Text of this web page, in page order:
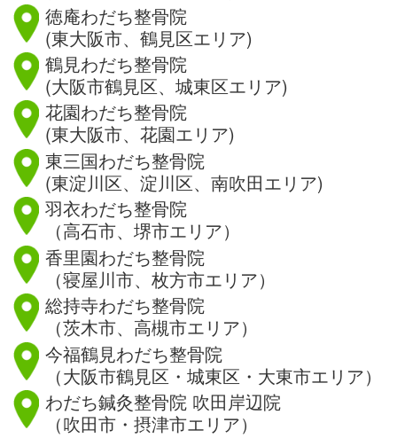
徳庵わだち整骨院
(東大阪市、鶴見区エリア)
鶴見わだち整骨院
(大阪市鶴見区、城東区エリア)
花園わだち整骨院
(東大阪市、花園エリア)
東三国わだち整骨院
(東淀川区、淀川区、南吹田エリア)
羽衣わだち整骨院
（高石市、堺市エリア）
香里園わだち整骨院
（寝屋川市、枚方市エリア）
総持寺わだち整骨院
（茨木市、高槻市エリア）
今福鶴見わだち整骨院
（大阪市鶴見区・城東区・大東市エリア）
わだち鍼灸整骨院 吹田岸辺院
（吹田市・摂津市エリア）